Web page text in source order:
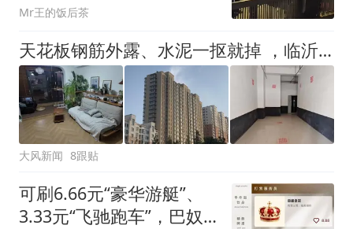
人发声
Mr王的饭后茶
天花板钢筋外露、水泥一抠就掉 ，临沂一安置楼交房半年即被鉴定存安全隐患；楼体至今未加固，仍有居民常住
大风新闻 8跟贴
可刷6.66元“豪华游艇”、
3.33元“飞驰跑车”，巴奴